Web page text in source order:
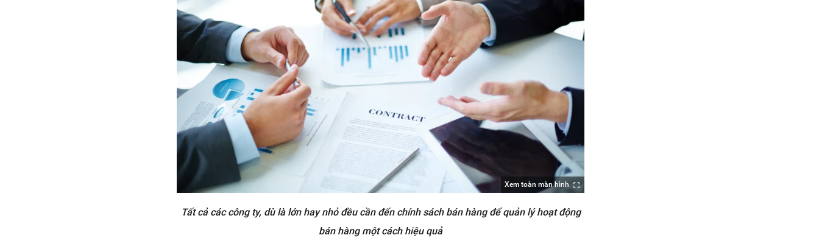
Xem toàn màn hình
Tất cả các công ty, dù là lớn hay nhỏ đều cần đến chính sách bán hàng để quản lý hoạt động
bán hàng một cách hiệu quả